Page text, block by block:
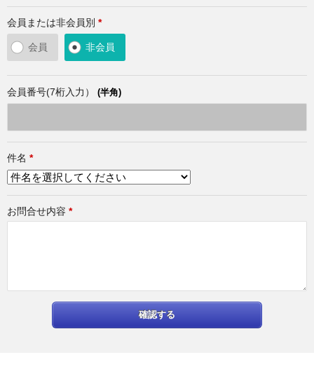
会員または非会員別 *
会員 非会員
会員番号(7桁入力） (半角)
件名 *
お問合せ内容 *